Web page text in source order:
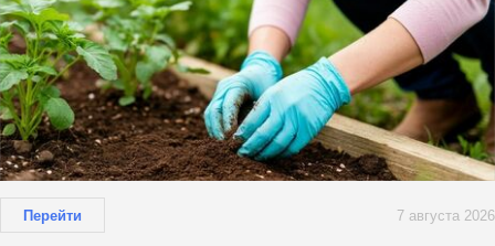
Перейти 7 августа 2026